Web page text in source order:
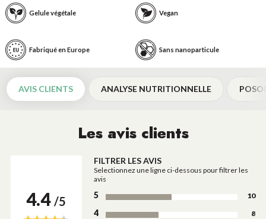
Gelule végétale Vegan
Fabriqué en Europe Sans nanoparticule
AVIS CLIENTS ANALYSE NUTRITIONNELLE
Les avis clients
4.4 /5
FILTRER LES AVIS
Selectionnez une ligne ci-dessous pour filtrer les
avis
5 10
4 8